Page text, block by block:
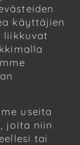
käyttäjien
liikkuvat
useita
joita niin
tai